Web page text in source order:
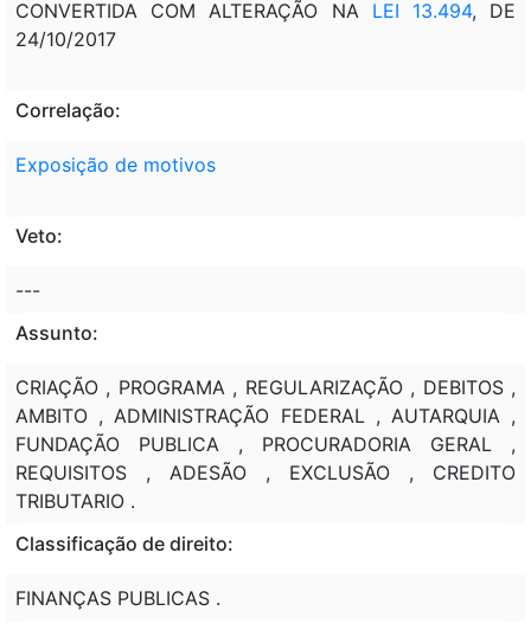
CONVERTIDA COM ALTERAÇÃO NA LEI 13.494, DE
24/10/2017
Correlação:
Exposição de motivos
Veto:
---
Assunto:
CRIAÇÃO , PROGRAMA , REGULARIZAÇÃO , DEBITOS ,
AMBITO , ADMINISTRAÇÃO FEDERAL , AUTARQUIA ,
FUNDAÇÃO PUBLICA , PROCURADORIA GERAL ,
REQUISITOS , ADESÃO , EXCLUSÃO , CREDITO
TRIBUTARIO .
Classificação de direito:
FINANÇAS PUBLICAS .